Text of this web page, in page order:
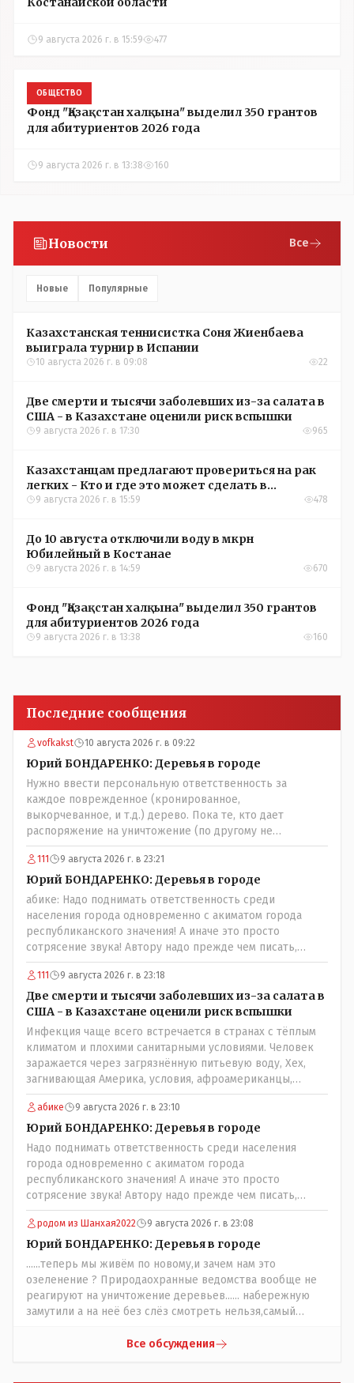
9 августа 2026 г. в 15:59 477
ОБЩЕСТВО
Фонд "Қазақстан халқына" выделил 350 грантов
для абитуриентов 2026 года
9 августа 2026 г. в 13:38 160
Новости Все
Новые Популярные
Казахстанская теннисистка Соня Жиенбаева
выиграла турнир в Испании
10 августа 2026 г. в 09:08 22
Две смерти и тысячи заболевших из-за салата в
США - в Казахстане оценили риск вспышки
9 августа 2026 г. в 17:30 965
Казахстанцам предлагают провериться на рак
легких - Кто и где это может сделать в
Костанайской области
9 августа 2026 г. в 15:59 478
До 10 августа отключили воду в мкрн
Юбилейный в Костанае
9 августа 2026 г. в 14:59 670
Фонд "Қазақстан халқына" выделил 350 грантов
для абитуриентов 2026 года
9 августа 2026 г. в 13:38 160
Последние сообщения
vofkakst 10 августа 2026 г. в 09:22
Юрий БОНДАРЕНКО: Деревья в городе
Нужно ввести персональную ответственность за
каждое поврежденное (кронированное,
выкорчеванное, и т.д.) дерево. Пока те, кто дает
распоряжение на уничтожение (по другому не
назовешь) зеленого массива города продолжают
безнаказанно раздавать такие поручения - толку не
будет. Необходимо подключение соответствующих
органов: 1. Управление природных ресурсов и
регулирования природопользования - т. к. это в целом
их епархия; 2. Экологи (если таковые у нас имеются) 3.
Госаудит и прокуратура - проверка необходимости
расходования бюджетных средств на обрезку деревьев,
не нуждающихся в таковой; равно пресечения
нецелевого расходования средств. Почему нащим
*экспертам" недоступно осознание того, что деревья в
городе должны быть. Это: "легкие" города, это
шумоизоляция в некотором роде, это спасительные
тень и прохлада. Ну и в конце концов - листва
смотрится куда приятней бетонных стен в каменных
джунглях. Может пора пересмотреть свое варварское
отношение к растительности в городе (и к горожанам)?
111 9 августа 2026 г. в 23:21
Юрий БОНДАРЕНКО: Деревья в городе
абике: Надо поднимать ответственность среди
населения города одновременно с акиматом города
республиканского значения! А иначе это просто
сотрясение звука! Автору надо прежде чем писать,
необходимо самому обратиться в ЖКХ акимата и
разобраться прежде чем своей статьей провоцировать
население города!Согласен всецело!
111 9 августа 2026 г. в 23:18
Две смерти и тысячи заболевших из-за салата в
США - в Казахстане оценили риск вспышки
Инфекция чаще всего встречается в странах с тёплым
климатом и плохими санитарными условиями. Человек
заражается через загрязнённую питьевую воду, Хех,
загнивающая Америка, условия, афроамериканцы,
грязная вода, отсутствие страховок, нечистоплотные
мигранты и прочее.. Лучше России и Казахстана жить
негде..
абике 9 августа 2026 г. в 23:10
Юрий БОНДАРЕНКО: Деревья в городе
Надо поднимать ответственность среди населения
города одновременно с акиматом города
республиканского значения! А иначе это просто
сотрясение звука! Автору надо прежде чем писать,
необходимо самому обратиться в ЖКХ акимата и
разобраться прежде чем своей статьей провоцировать
население города!
родом из Шанхая2022 9 августа 2026 г. в 23:08
Юрий БОНДАРЕНКО: Деревья в городе
......теперь мы живём по новому,и зачем нам это
озеленение ? Природаохранные ведомства вообще не
реагируют на уничтожение деревьев...... набережную
замутили а на неё без слёз смотреть нельзя,самый
строителей"специалистов",как исторические здания
Все обсуждения